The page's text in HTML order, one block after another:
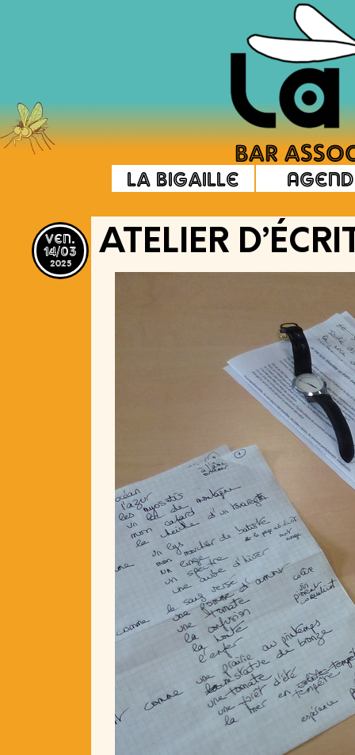
La Bigaille
ven.
14/03
2025
ATELIER